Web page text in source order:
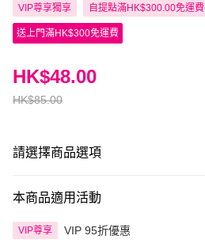
VIP尊享獨享 自提點滿HK$300.00免運費
送上門滿HK$300免運費
HK$85.00
HK$48.00
請選擇商品選項
本商品適用活動
VIP尊享 VIP 95折優惠